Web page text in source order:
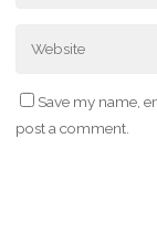
Save my name,
post a comment.